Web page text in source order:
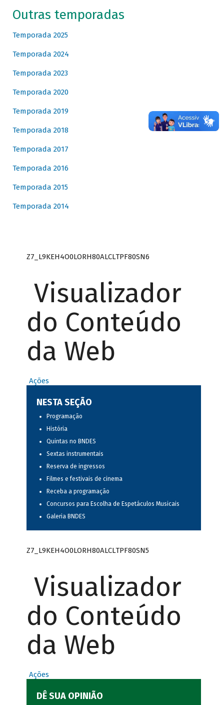
Outras temporadas
Temporada 2025
Temporada 2024
Temporada 2023
Temporada 2020
Temporada 2019
Temporada 2018
Temporada 2017
Temporada 2016
Temporada 2015
Temporada 2014
Z7_L9KEH4O0LORH80ALCLTPF80SN6
Visualizador
do Conteúdo
da Web
Ações
NESTA SEÇÃO
Programação
História
Quintas no BNDES
Sextas instrumentais
Reserva de ingressos
Filmes e festivais de cinema
Receba a programação
Concursos para Escolha de Espetáculos Musicais
Galeria BNDES
Z7_L9KEH4O0LORH80ALCLTPF80SN5
Visualizador
do Conteúdo
da Web
Ações
DÊ SUA OPINIÃO